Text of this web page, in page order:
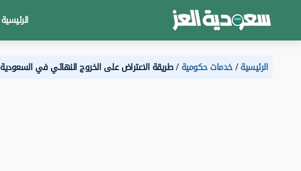
الرئيسية
الرئيسية خدمات حكومية طريقة الاعتراض على الخروج النهائي في السعودية